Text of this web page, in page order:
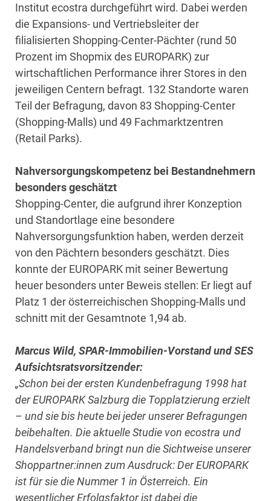
Institut ecostra durchgeführt wird. Dabei werden
die Expansions- und Vertriebsleiter der
filialisierten Shopping-Center-Pächter (rund 50
Prozent im Shopmix des EUROPARK) zur
wirtschaftlichen Performance ihrer Stores in den
jeweiligen Centern befragt. 132 Standorte waren
Teil der Befragung, davon 83 Shopping-Center
(Shopping-Malls) und 49 Fachmarktzentren
(Retail Parks).
Nahversorgungskompetenz bei Bestandnehmern
besonders geschätzt
Shopping-Center, die aufgrund ihrer Konzeption
und Standortlage eine besondere
Nahversorgungsfunktion haben, werden derzeit
von den Pächtern besonders geschätzt. Dies
konnte der EUROPARK mit seiner Bewertung
heuer besonders unter Beweis stellen: Er liegt auf
Platz 1 der österreichischen Shopping-Malls und
schnitt mit der Gesamtnote 1,94 ab.
Marcus Wild, SPAR-Immobilien-Vorstand und SES
Aufsichtsratsvorsitzender:
„Schon bei der ersten Kundenbefragung 1998 hat
der EUROPARK Salzburg die Topplatzierung erzielt
– und sie bis heute bei jeder unserer Befragungen
beibehalten. Die aktuelle Studie von ecostra und
Handelsverband bringt nun die Sichtweise unserer
Shoppartner:innen zum Ausdruck: Der EUROPARK
ist für sie die Nummer 1 in Österreich. Ein
wesentlicher Erfolgsfaktor ist dabei die